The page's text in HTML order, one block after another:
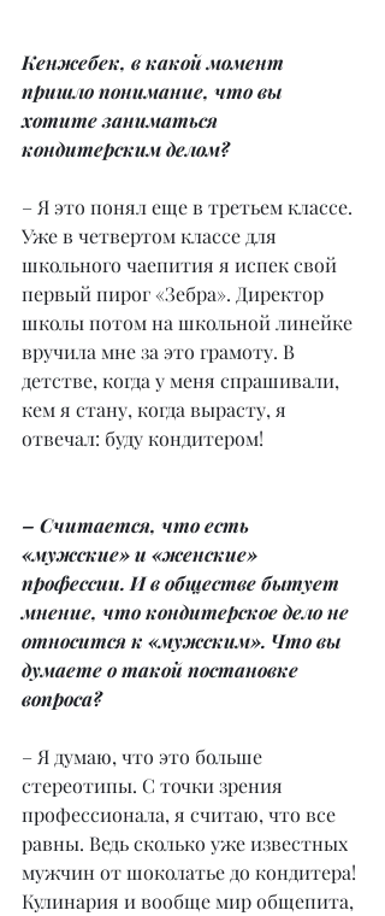
Кенжебек, в какой момент
пришло понимание, что вы
хотите заниматься
кондитерским делом?
– Я это понял еще в третьем классе.
Уже в четвертом классе для
школьного чаепития я испек свой
первый пирог «Зебра». Директор
школы потом на школьной линейке
вручила мне за это грамоту. В
детстве, когда у меня спрашивали,
кем я стану, когда вырасту, я
отвечал: буду кондитером!
– Считается, что есть
«мужские» и «женские»
профессии. И в обществе бытует
мнение, что кондитерское дело не
относится к «мужским». Что вы
думаете о такой постановке
вопроса?
– Я думаю, что это больше
стереотипы. С точки зрения
профессионала, я считаю, что все
равны. Ведь сколько уже известных
мужчин от шоколатье до кондитера!
Кулинария и вообще мир общепита,